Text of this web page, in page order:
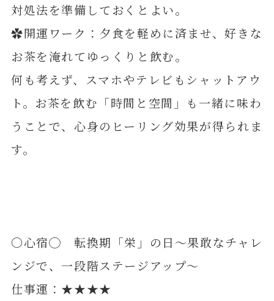
対処法を準備しておくとよい。
✿開運ワーク：夕食を軽めに済ませ、好きな
お茶を淹れてゆっくりと飲む。
何も考えず、スマホやテレビもシャットアウ
ト。お茶を飲む「時間と空間」も一緒に味わ
うことで、心身のヒーリング効果が得られま
す。
〇心宿◯ 転換期「栄」の日～果敢なチャレ
ンジで、一段階ステージアップ～
仕事運：★★★★